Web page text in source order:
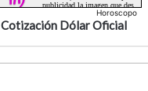
Horoscopo
Cotización Dólar Oficial